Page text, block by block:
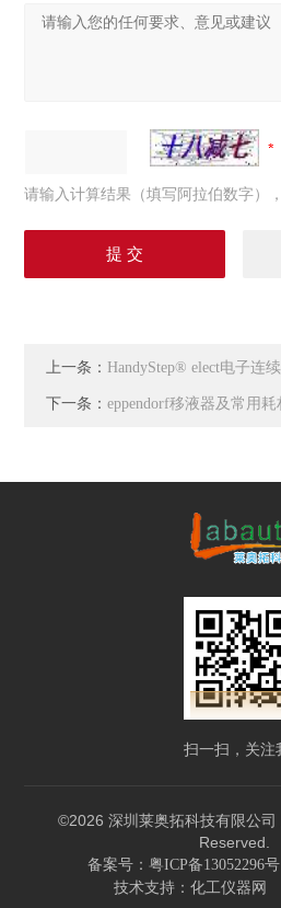
请输入计算结果（填写阿拉伯数字）
上一条： HandyStep® elect电子连
下一条：eppendorf移液器及常用耗
扫一扫，关注
©2026 深圳莱奥拓科技有限公司
Reserved.
备案号：粤ICP备13052296号
技术支持： 化工仪器网